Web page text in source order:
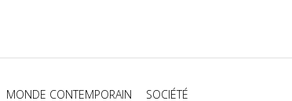
Catégories
MONDE CONTEMPORAIN SOCIÉTÉ